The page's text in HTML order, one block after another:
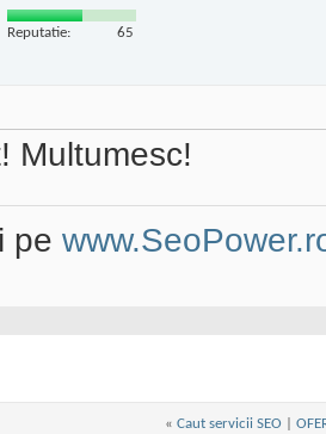
Reputatie: 65
Multumesc!
pe
« Caut servicii SEO